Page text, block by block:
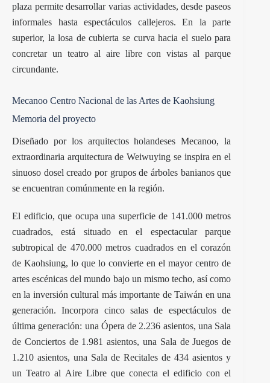
plaza permite desarrollar varias actividades, desde paseos
informales hasta espectáculos callejeros. En la parte
superior, la losa de cubierta se curva hacia el suelo para
concretar un teatro al aire libre con vistas al parque
circundante.
Mecanoo Centro Nacional de las Artes de Kaohsiung
Memoria del proyecto
Diseñado por los arquitectos holandeses Mecanoo, la
extraordinaria arquitectura de Weiwuying se inspira en el
sinuoso dosel creado por grupos de árboles banianos que
se encuentran comúnmente en la región.
El edificio, que ocupa una superficie de 141.000 metros
cuadrados, está situado en el espectacular parque
subtropical de 470.000 metros cuadrados en el corazón
de Kaohsiung, lo que lo convierte en el mayor centro de
artes escénicas del mundo bajo un mismo techo, así como
en la inversión cultural más importante de Taiwán en una
generación. Incorpora cinco salas de espectáculos de
última generación: una Ópera de 2.236 asientos, una Sala
de Conciertos de 1.981 asientos, una Sala de Juegos de
1.210 asientos, una Sala de Recitales de 434 asientos y
un Teatro al Aire Libre que conecta el edificio con el